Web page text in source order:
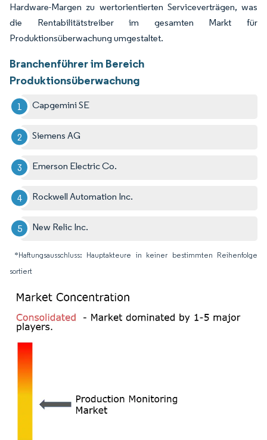
Hardware-Margen zu wertorientierten Serviceverträgen, was
die Rentabilitätstreiber im gesamten Markt für
Produktionsüberwachung umgestaltet.
Branchenführer im Bereich
Produktionsüberwachung
Capgemini SE
Siemens AG
Emerson Electric Co.
Rockwell Automation Inc.
New Relic Inc.
*Haftungsausschluss: Hauptakteure in keiner bestimmten Reihenfolge
sortiert